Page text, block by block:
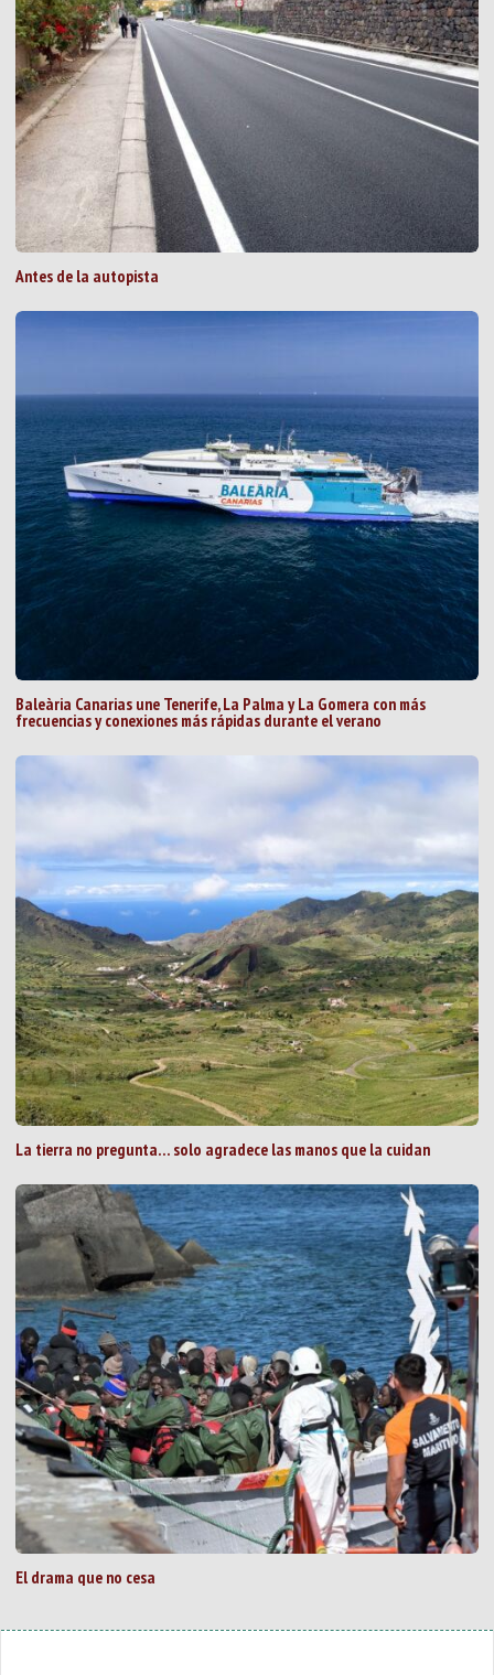
Antes de la autopista
Baleària Canarias une Tenerife, La Palma y La Gomera con más
frecuencias y conexiones más rápidas durante el verano
La tierra no pregunta… solo agradece las manos que la cuidan
El drama que no cesa